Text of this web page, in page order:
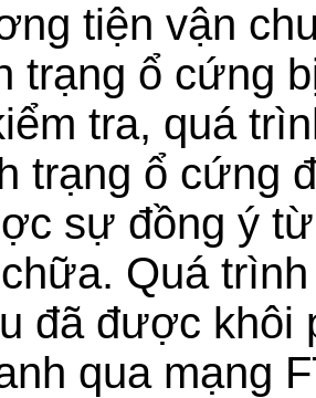
tiện vận
trạng ổ cứng
tra, quá
trạng ổ cứng
sự đồng ý
Quá
đã được khôi
qua mạng